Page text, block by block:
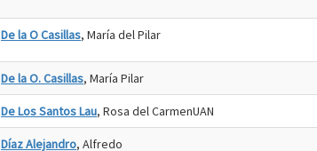
De la O Casillas, María del Pilar
De la O. Casillas, María Pilar
De Los Santos Lau, Rosa del CarmenUAN
Díaz Alejandro, Alfredo